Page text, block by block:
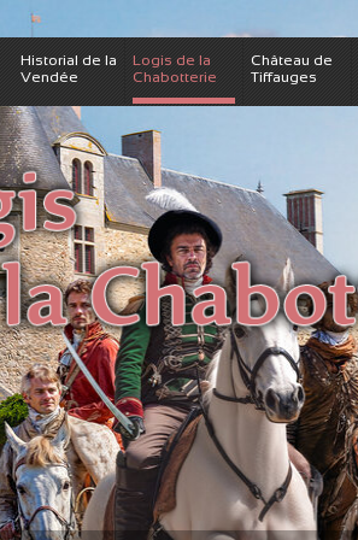
Historial de la
Vendée
Logis de la
Chabotterie
Château de
Tiffauges